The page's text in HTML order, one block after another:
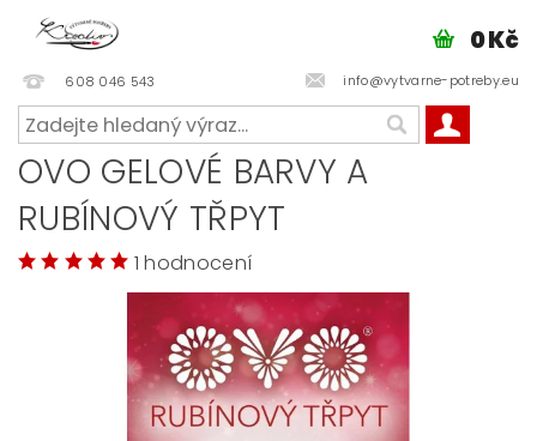
608 046 543 info@vytvarne-potreby.eu
0 Kč
OVO GELOVÉ BARVY A
RUBÍNOVÝ TŘPYT
1 hodnocení